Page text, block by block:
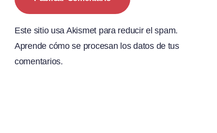
Este sitio usa Akismet para reducir el spam.
Aprende cómo se procesan los datos de tus
comentarios.